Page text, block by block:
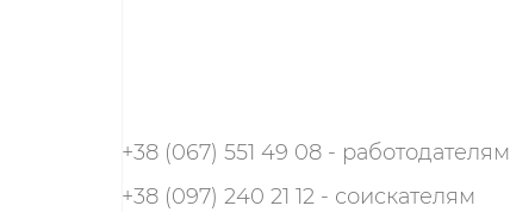
+38 (067) 551 49 08 - работодателям
+38 (097) 240 21 12 - соискателям